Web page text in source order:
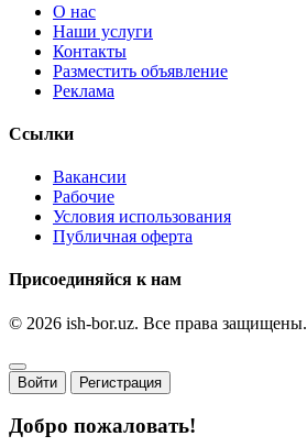
О нас
Наши услуги
Контакты
Разместить объявление
Реклама
Ссылки
Вакансии
Рабочие
Условия использования
Публичная оферта
Присоединяйся к нам
© 2026 ish-bor.uz. Все права защищены.
Войти Регистрация
Добро пожаловать!